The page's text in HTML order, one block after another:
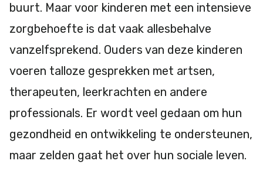
buurt. Maar voor kinderen met een intensieve
zorgbehoefte is dat vaak allesbehalve
vanzelfsprekend. Ouders van deze kinderen
voeren talloze gesprekken met artsen,
therapeuten, leerkrachten en andere
professionals. Er wordt veel gedaan om hun
gezondheid en ontwikkeling te ondersteunen,
maar zelden gaat het over hun sociale leven.